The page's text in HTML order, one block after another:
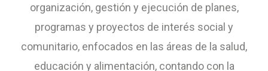
organización, gestión y ejecución de planes,
programas y proyectos de interés social y
comunitario, enfocados en las áreas de la salud,
educación y alimentación, contando con la